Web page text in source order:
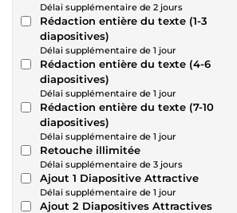
Délai supplémentaire de 2 jours
Rédaction entière du texte (1-3
diapositives)
Délai supplémentaire de 1 jour
Rédaction entière du texte (4-6
diapositives)
Délai supplémentaire de 1 jour
Rédaction entière du texte (7-10
diapositives)
Délai supplémentaire de 1 jour
Retouche illimitée
Délai supplémentaire de 3 jours
Ajout 1 Diapositive Attractive
Délai supplémentaire de 1 jour
Ajout 2 Diapositives Attractives